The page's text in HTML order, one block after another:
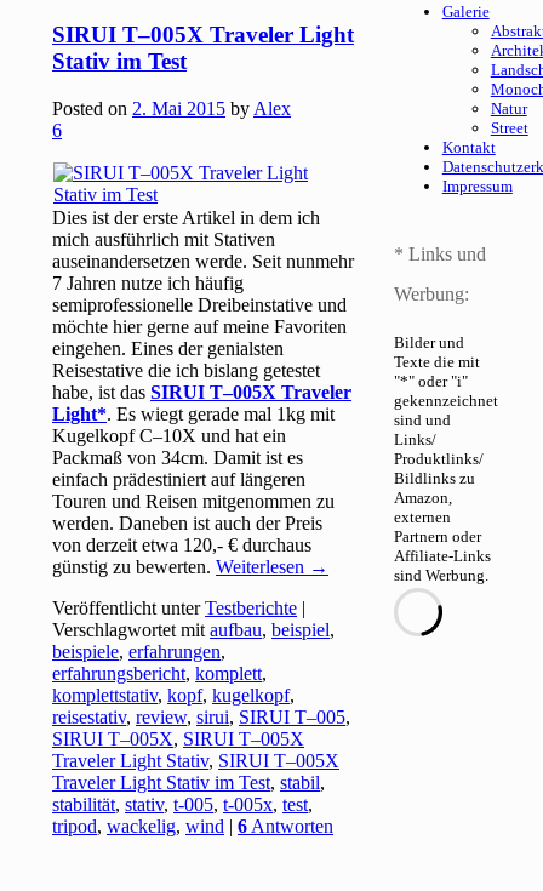
SIRUI T–005X Traveler Light
Stativ im Test
Posted on 2. Mai 2015 by Alex
6
Dies ist der erste Artikel in dem ich
mich ausführlich mit Stativen
auseinandersetzen werde. Seit nunmehr
7 Jahren nutze ich häufig
semiprofessionelle Dreibeinstative und
möchte hier gerne auf meine Favoriten
eingehen. Eines der genialsten
Reisestative die ich bislang getestet
habe, ist dasSIRUI T–005X Traveler
Light . Es wiegt gerade mal 1kg mit
Kugelkopf C–10X und hat ein
Packmaß von 34cm. Damit ist es
einfach prädestiniert auf längeren
Touren und Reisen mitgenommen zu
werden. Daneben ist auch der Preis
von derzeit etwa 120,- € durchaus
günstig zu bewerten.Weiterlesen →
Veröffentlicht unter Testberichte |
Verschlagwortet mit aufbau,beispiel,
beispiele,erfahrungen,
erfahrungsbericht,komplett,
komplettstativ,kopf,kugelkopf,
reisestativ,review,sirui, SIRUI T–005,
SIRUI T–005X, SIRUI T–005X
Traveler Light Stativ, SIRUI T–005X
Traveler Light Stativ im Test,stabil,
stabilität,stativ,t-005,t-005x,test,
tripod,wackelig,wind |6 Antworten
Galerie
Natur
Street
Kontakt
Impressum
* Links und
Werbung:
Bilder und
Texte die mit
"*" oder "i"
gekennzeichnet
sind und
Links/
Produktlinks/
Bildlinks zu
Amazon,
externen
Partnern oder
Affiliate-Links
sind Werbung.